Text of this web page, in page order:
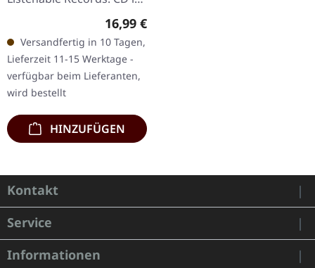
Jewelcase mit Schuber
und 16-seitigem Booklet.
Mit "Vurias" festigen
THRON…
Regulärer Preis:
16,99 €
Versandfertig in 10 Tagen,
Lieferzeit 11-15 Werktage -
verfügbar beim Lieferanten,
wird bestellt
HINZUFÜGEN
Kontakt
Service
Informationen